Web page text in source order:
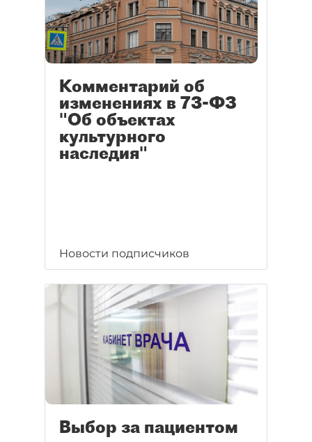
Комментарий об
изменениях в 73-ФЗ
"Об объектах
культурного
наследия"
Новости подписчиков
Выбор за пациентом